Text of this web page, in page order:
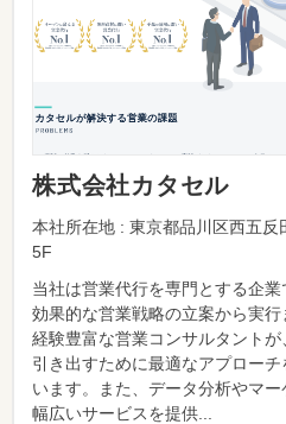
株式会社カタセル
本社所在地 : 東京都品川区西五
5F
当社は営業代行を専門とする企
効果的な営業戦略の立案から実行
経験豊富な営業コンサルタント
引き出すために最適なアプロー
います。また、データ分析やマー
幅広いサービスを提供...